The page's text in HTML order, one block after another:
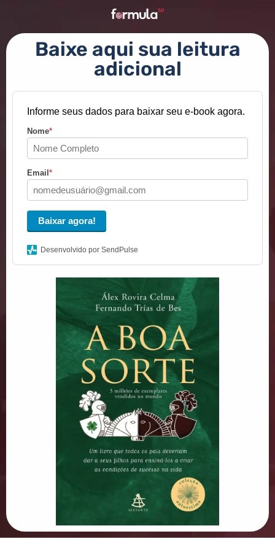
Baixe aqui sua leitura
adicional
Informe seus dados para baixar seu e-book agora.
Nome*
Email *
Baixar agora!
Desenvolvido por SendPulse